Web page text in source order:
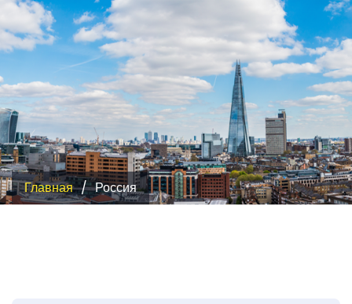
Главная Россия